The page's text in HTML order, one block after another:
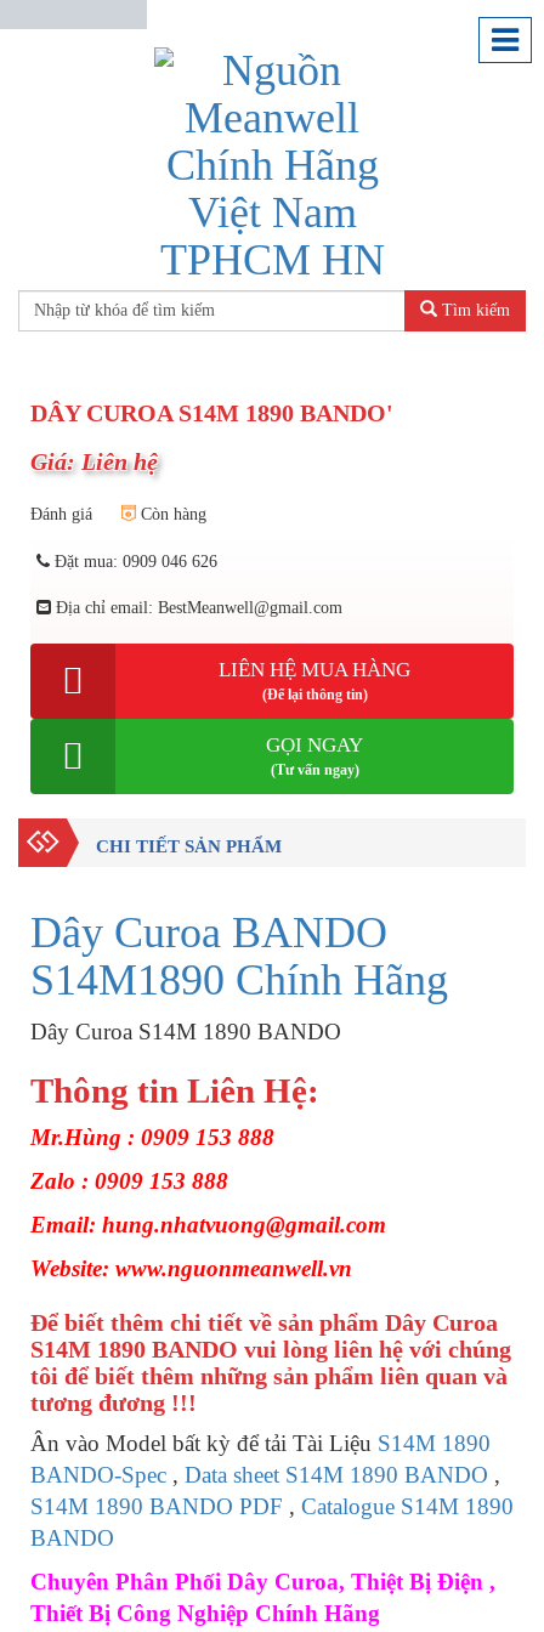
Tìm kiếm
DÂY CUROA S14M 1890 BANDO'
Giá: Liên hệ
Đánh giá Còn hàng
Đặt mua: 0909 046 626
Địa chỉ email: BestMeanwell@gmail.com
LIÊN HỆ MUA HÀNG
(Để lại thông tin)
GỌI NGAY
(Tư vấn ngay)
CHI TIẾT SẢN PHẨM
Dây Curoa BANDO
S14M1890 Chính Hãng
Dây Curoa S14M 1890 BANDO
Thông tin Liên Hệ:
Mr.Hùng : 0909 153 888
Zalo : 0909 153 888
Email: hung.nhatvuong@gmail.com
Website: www.nguonmeanwell.vn
Để biết thêm chi tiết về sản phẩm Dây Curoa
S14M 1890 BANDO vui lòng liên hệ với chúng
tôi để biết thêm những sản phẩm liên quan và
tương đương !!!
Ân vào Model bất kỳ để tải Tài Liệu S14M 1890
BANDO-Spec , Data sheet S14M 1890 BANDO ,
S14M 1890 BANDO PDF , Catalogue S14M 1890
BANDO
Chuyên Phân Phối Dây Curoa, Thiệt Bị Điện ,
Thiết Bị Công Nghiệp Chính Hãng